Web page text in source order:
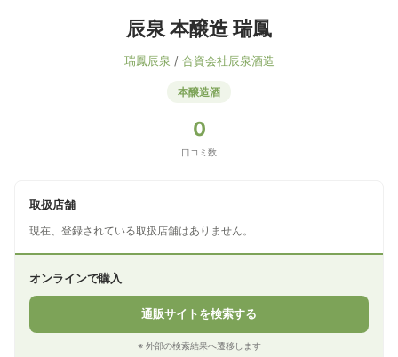
辰泉 本醸造 瑞鳳
瑞鳳辰泉 / 合資会社辰泉酒造
本醸造酒
0
口コミ数
取扱店舗
現在、登録されている取扱店舗はありません。
オンラインで購入
通販サイトを検索する
※ 外部の検索結果へ遷移します